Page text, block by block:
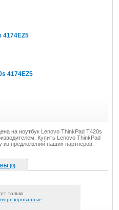
4174EZ5
4174EZ5
на ноутбук Lenovo ThinkPad T420s
Купить Lenovo ThinkPad
предложений наших партнеров.
(0)
только